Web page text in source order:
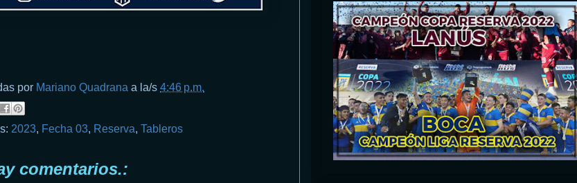
por Mariano Quadrana a la/s 4:46 p.m.
2023, Fecha 03, Reserva, Tableros
comentarios.: